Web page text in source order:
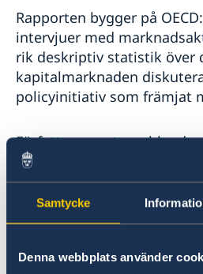
Samtycke
Denna webbplats använder
Rapporten bygger på
intervjuer med
rik deskriptiv statistik över
kapitalmarknaden
policyinitiativ som främjat
Författarna noterar bland
använder sig av
utsträckning än i
hushållens deltagande är
avkastningen på svenska